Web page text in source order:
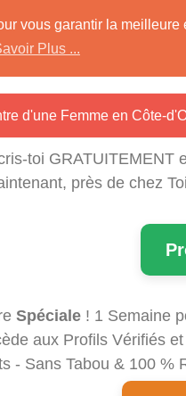
vous garantir la
Plus ...
Région
Une Célibataire Près de chez
d'une Femme en Côte-
toi GRATUITEMENT
près de chez
Spéciale! 1 Semaine
aux Profils Vérifiés
- Sans Tabou & 100 %